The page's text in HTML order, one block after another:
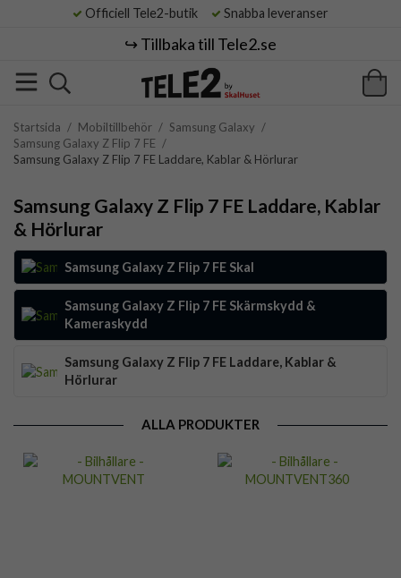
Officiell Tele2-butik Snabba leveranser
↪️ Tillbaka till Tele2.se
Startsida / Mobiltillbehör / Samsung Galaxy /
Samsung Galaxy Z Flip 7 FE /
Samsung Galaxy Z Flip 7 FE Laddare, Kablar & Hörlurar
Samsung Galaxy Z Flip 7 FE Laddare, Kablar
& Hörlurar
Samsung Galaxy Z Flip 7 FE Skal
Samsung Galaxy Z Flip 7 FE Skärmskydd &
Kameraskydd
Samsung Galaxy Z Flip 7 FE Laddare, Kablar &
Hörlurar
ALLA PRODUKTER